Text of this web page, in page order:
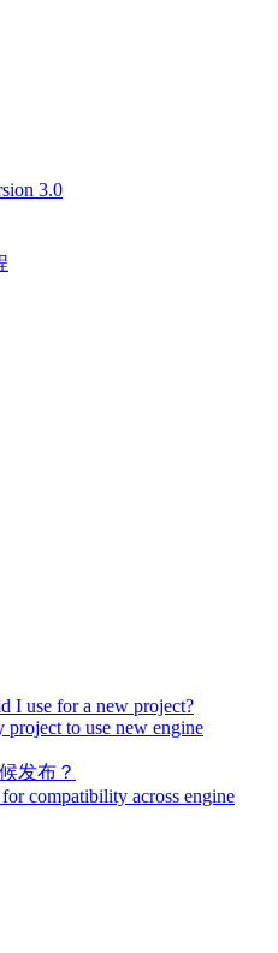
3.0
I use for a new project?
project to use new engine
发布？
compatibility across engine